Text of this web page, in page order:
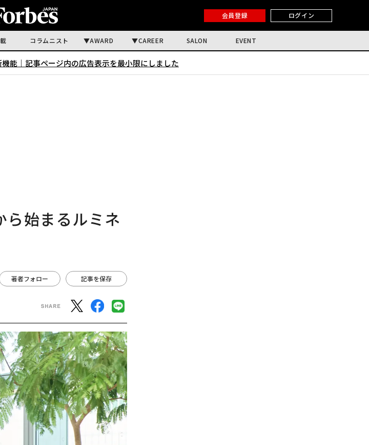
会員登録 ログイン
コラムニスト AWARD CAREER SALON EVENT
能｜ 記事ページ内の広告表示を最小限にしました
ら始まるルミネ
著者フォロー 記事を保存